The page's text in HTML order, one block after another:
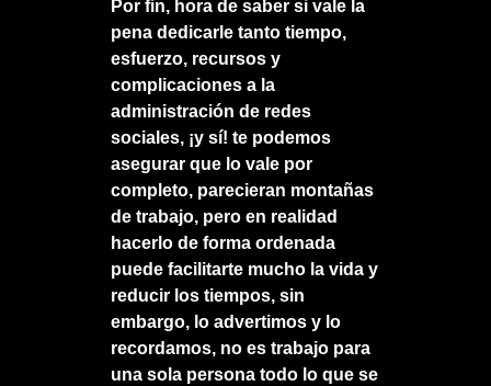
Por fin, hora de saber si vale la
pena dedicarle tanto tiempo,
esfuerzo, recursos y
complicaciones a la
administración de redes
sociales, ¡y sí! te podemos
asegurar que lo vale por
completo, parecieran montañas
de trabajo, pero en realidad
hacerlo de forma ordenada
puede facilitarte mucho la vida y
reducir los tiempos, sin
embargo, lo advertimos y lo
recordamos, no es trabajo para
una sola persona todo lo que se